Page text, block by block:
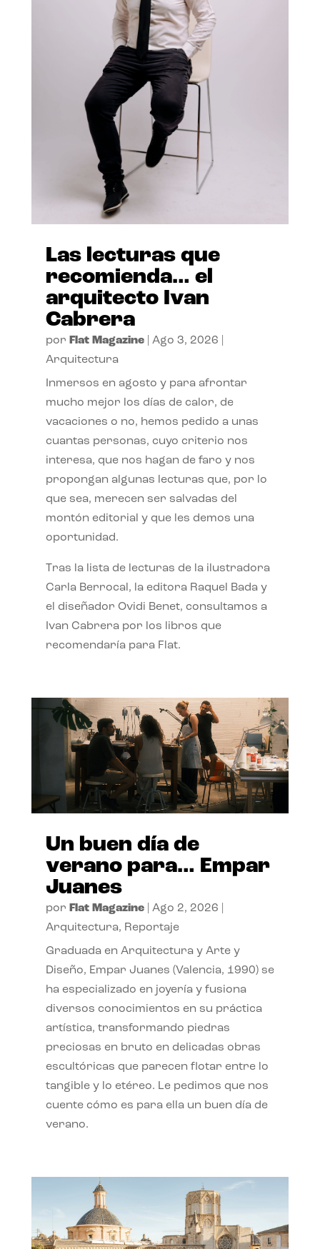
Las lecturas que
recomienda… el
arquitecto Ivan
Cabrera
por Flat Magazine| Ago 3, 2026
Arquitectura
Inmersos en agosto y para afrontar
mucho mejor los días de calor, de
vacaciones o no, hemos pedido a unas
cuantas personas, cuyo criterio nos
interesa, que nos hagan de faro y nos
propongan algunas lecturas que, por lo
que sea, merecen ser salvadas del
montón editorial y que les demos una
oportunidad.
Tras la lista de lecturas de la ilustradora
Carla Berrocal, la editora Raquel Bada y
el diseñador Ovidi Benet, consultamos a
Ivan Cabrera por los libros que
recomendaría para Flat.
Un buen día de
verano para… Empar
Juanes
por Flat Magazine| Ago 2, 2026
Arquitectura, Reportaje
Graduada en Arquitectura y Arte y
Diseño, Empar Juanes (Valencia, 1990) se
ha especializado en joyería y fusiona
diversos conocimientos en su práctica
artística, transformando piedras
preciosas en bruto en delicadas obras
escultóricas que parecen flotar entre lo
tangible y lo etéreo. Le pedimos que nos
cuente cómo es para ella un buen día de
verano.